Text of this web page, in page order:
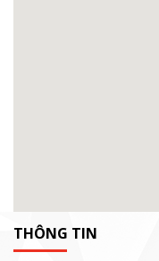
THÔNG TIN